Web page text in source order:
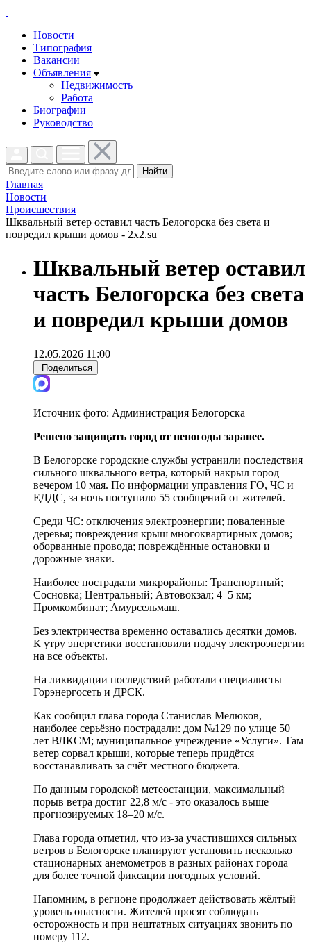
Новости
Типография
Вакансии
Объявления
Недвижимость
Работа
Биографии
Руководство
Найти
Главная
Новости
Проиcшествия
Шквальный ветер оставил часть Белогорска без света и
повредил крыши домов - 2x2.su
Шквальный ветер оставил
часть Белогорска без света
и повредил крыши домов
12.05.2026 11:00
Поделиться
Источник фото: Администрация Белогорска
Решено защищать город от непогоды заранее.
В Белогорске городские службы устранили последствия
сильного шквального ветра, который накрыл город
вечером 10 мая. По информации управления ГО, ЧС и
ЕДДС, за ночь поступило 55 сообщений от жителей.
Среди ЧС: отключения электроэнергии; поваленные
деревья; повреждения крыш многоквартирных домов;
оборванные провода; повреждённые остановки и
дорожные знаки.
Наиболее пострадали микрорайоны: Транспортный;
Сосновка; Центральный; Автовокзал; 4–5 км;
Промкомбинат; Амурсельмаш.
Без электричества временно оставались десятки домов.
К утру энергетики восстановили подачу электроэнергии
на все объекты.
На ликвидации последствий работали специалисты
Горэнергосеть и ДРСК.
Как сообщил глава города Станислав Мелюков,
наиболее серьёзно пострадали: дом №129 по улице 50
лет ВЛКСМ; муниципальное учреждение «Услуги». Там
ветер сорвал крыши, которые теперь придётся
восстанавливать за счёт местного бюджета.
По данным городской метеостанции, максимальный
порыв ветра достиг 22,8 м/с - это оказалось выше
прогнозируемых 18–20 м/с.
Глава города отметил, что из-за участившихся сильных
ветров в Белогорске планируют установить несколько
стационарных анемометров в разных районах города
для более точной фиксации погодных условий.
Напомним, в регионе продолжает действовать жёлтый
уровень опасности. Жителей просят соблюдать
осторожность и при нештатных ситуациях звонить по
номеру 112.